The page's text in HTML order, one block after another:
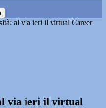
al via ieri il virtual Career
via ieri il virtual